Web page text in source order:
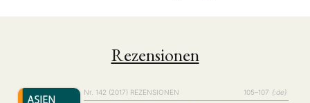
Rezensionen
Nr. 142 (2017) REZENSIONEN 105–107 {:de}